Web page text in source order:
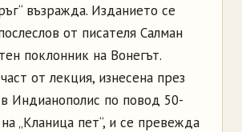
възражда. Изданието се
от писателя Салман
поклонник на Вонегът.
от лекция, изнесена през
Индианополис по повод 50-
„Кланица пет“, и се превежда